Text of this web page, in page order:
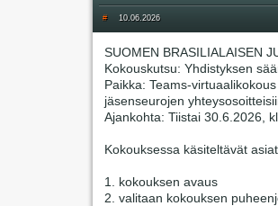
# 10.06.2026
SUOMEN BRASILIALAISEN
Kokouskutsu: Yhdistyksen
Paikka: Teams-
jäsenseurojen
Ajankohta: Tiistai 30.6.2026,
Kokouksessa käsiteltävät
1. kokouksen avaus
2. valitaan kokouksen